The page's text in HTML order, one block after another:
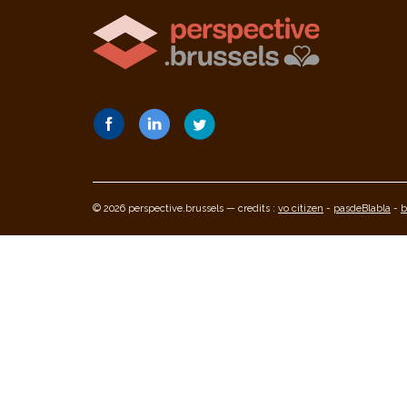
© 2026 perspective.brussels — credits : vo citizen - pasdeBlabla -